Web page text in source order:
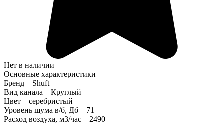
Нет в наличии
Основные характеристики
Бренд—Shuft
Вид канала—Круглый
Цвет—серебристый
Уровень шума в/б, Дб—71
Расход воздуха, м3/час—2490